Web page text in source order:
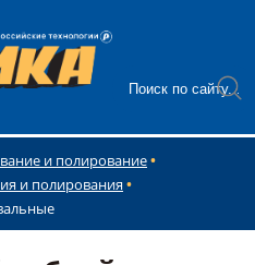
и полирование
и полирования